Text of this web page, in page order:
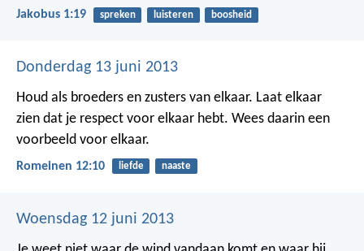
Jakobus 1:19 spreken luisteren boosheid
Donderdag 13 juni 2013
Houd als broeders en zusters van elkaar. Laat elkaar
zien dat je respect voor elkaar hebt. Wees daarin een
voorbeeld voor elkaar.
Romeinen 12:10 liefde naaste
Woensdag 12 juni 2013